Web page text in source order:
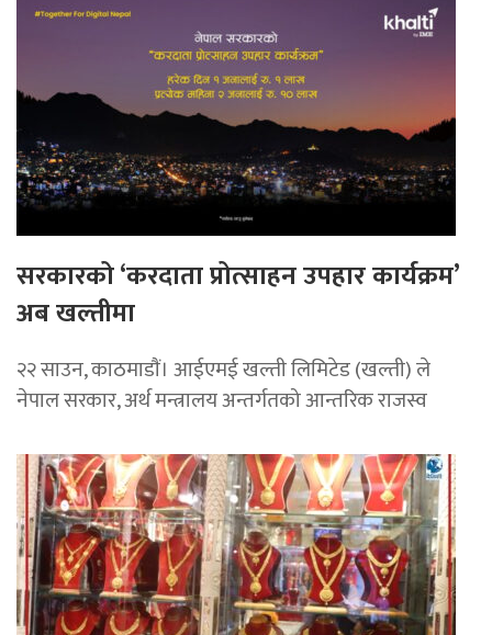
सरकारको ‘करदाता प्रोत्साहन उपहार कार्यक्रम’
अब खल्तीमा
२२ साउन, काठमाडाैं। आईएमई खल्ती लिमिटेड (खल्ती) ले
नेपाल सरकार, अर्थ मन्त्रालय अन्तर्गतको आन्तरिक राजस्व